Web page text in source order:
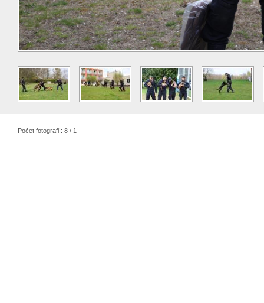
Počet fotografií: 8 / 1